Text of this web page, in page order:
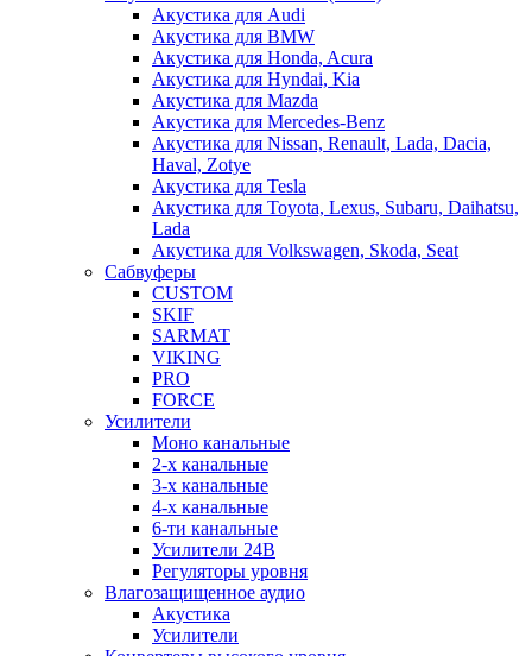
Акустика для Audi
Акустика для BMW
Акустика для Honda, Acura
Акустика для Hyndai, Kia
Акустика для Mazda
Акустика для Mercedes-Benz
Акустика для Nissan, Renault, Lada, Dacia,
Haval, Zotye
Акустика для Tesla
Акустика для Toyota, Lexus, Subaru, Daihatsu,
Lada
Акустика для Volkswagen, Skoda, Seat
Сабвуферы
CUSTOM
SKIF
SARMAT
VIKING
PRO
FORCE
Усилители
Моно канальные
2-х канальные
3-х канальные
4-х канальные
6-ти канальные
Усилители 24В
Регуляторы уровня
Влагозащищенное аудио
Акустика
Усилители